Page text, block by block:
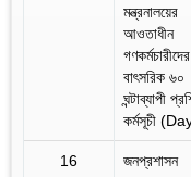
মন্ত্রনালয়ের
আওতাধীন
বাৎসরিক ৬০
ঘন্টাব্যাপী
কর্মসূচী
16
জনপ্রশাসন